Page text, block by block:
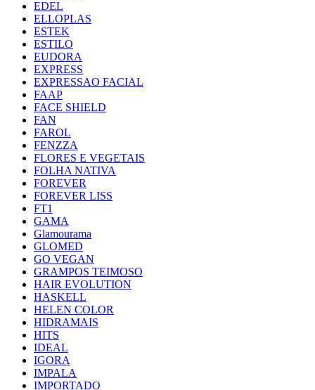
EDEL
ELLOPLAS
ESTEK
ESTILO
EUDORA
EXPRESS
EXPRESSAO FACIAL
FAAP
FACE SHIELD
FAN
FAROL
FENZZA
FLORES E VEGETAIS
FOLHA NATIVA
FOREVER
FOREVER LISS
FT1
GAMA
Glamourama
GLOMED
GO VEGAN
GRAMPOS TEIMOSO
HAIR EVOLUTION
HASKELL
HELEN COLOR
HIDRAMAIS
HITS
IDEAL
IGORA
IMPALA
IMPORTADO